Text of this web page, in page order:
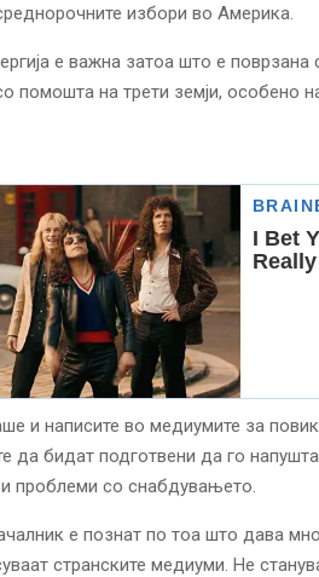
избори во Америка.
е важна затоа што е поврзана
помошта на трети земји, особено
и написите во медиумите за
да бидат подготвени да го
проблеми со снабдувањето.
е познат по тоа што дава
странските медиуми. Не